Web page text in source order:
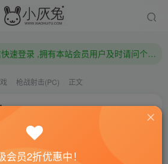
本站已开启QQ微信快速登录 ,拥有本站会员用户及时请问个人中心绑定！
本站已开启QQ微信快速登录 ,拥有本站会员用户及时请问个人中心绑定！
枪战射击(PC) 正文
/Call of War：Ghosts
会员2折优惠中！